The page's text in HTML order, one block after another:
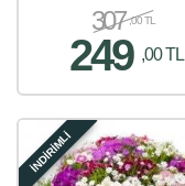
307 ,00 TL
249 ,00 TL
İNDİRİMLİ